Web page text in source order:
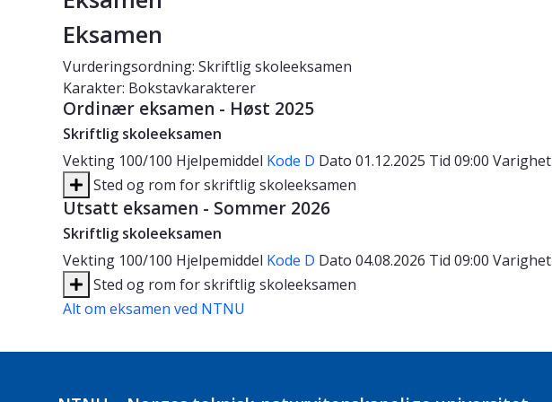
Eksamen
Vurderingsordning: Skriftlig skoleeksamen
Karakter: Bokstavkarakterer
Ordinær eksamen - Høst 2025
Skriftlig skoleeksamen
Vekting 100/100 Hjelpemiddel Kode D Dato 01.12.2025 Tid 09:00 Varighet
Sted og rom for skriftlig skoleeksamen
Utsatt eksamen - Sommer 2026
Skriftlig skoleeksamen
Vekting 100/100 Hjelpemiddel Kode D Dato 04.08.2026 Tid 09:00 Varighet
Sted og rom for skriftlig skoleeksamen
Alt om eksamen ved NTNU